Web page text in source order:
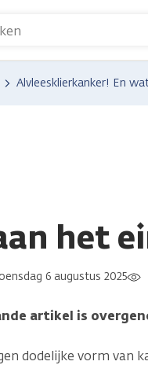
Alvleesklierkanker! En
het
6 augustus 2025
artikel is
dodelijke vorm van